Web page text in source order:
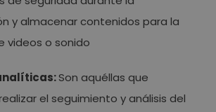
y almacenar contenidos para la
videos o sonido
Son aquéllas que
el seguimiento y análisis del